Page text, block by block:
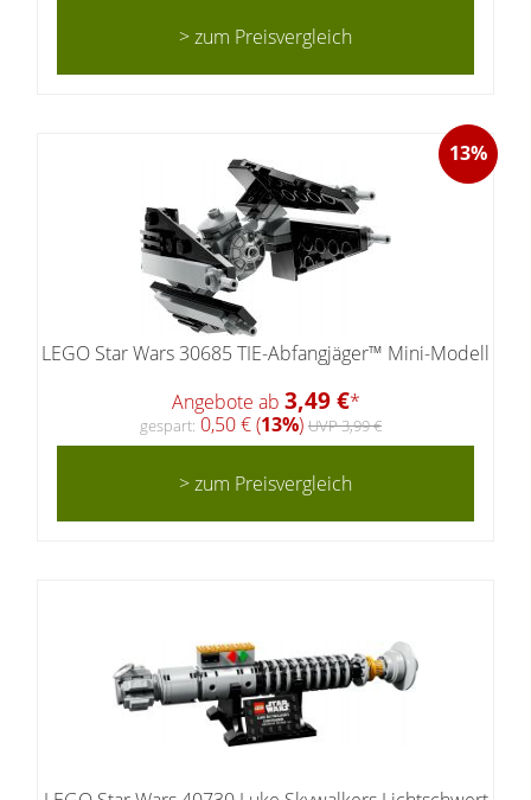
> zum Preisvergleich
13%
LEGO Star Wars 30685 TIE-Abfangjäger™ Mini-Modell
Angebote ab 3,49 €*
gespart: 0,50 € (13%) UVP 3,99 €
> zum Preisvergleich